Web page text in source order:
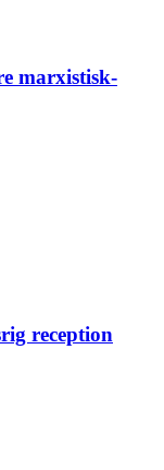
marxistisk-
reception